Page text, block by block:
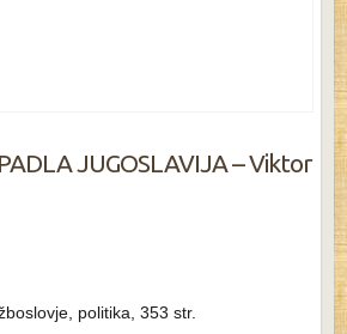
JUGOSLAVIJA – Viktor
politika, 353 str.